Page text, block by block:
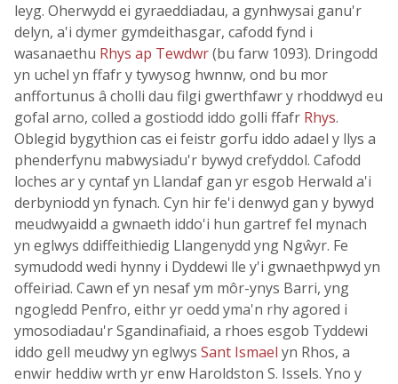
leyg. Oherwydd ei gyraeddiadau, a gynhwysai ganu'r
delyn, a'i dymer gymdeithasgar, cafodd fynd i
wasanaethu Rhys ap Tewdwr(bu farw 1093). Dringodd
yn uchel yn ffafr y tywysog hwnnw, ond bu mor
anffortunus â cholli dau filgi gwerthfawr y rhoddwyd eu
gofal arno, colled a gostiodd iddo golli ffafr Rhys.
Oblegid bygythion cas ei feistr gorfu iddo adael y llys a
phenderfynu mabwysiadu'r bywyd crefyddol. Cafodd
loches ar y cyntaf yn Llandaf gan yr esgob Herwald a'i
derbyniodd yn fynach. Cyn hir fe'i denwyd gan y bywyd
meudwyaidd a gwnaeth iddo'i hun gartref fel mynach
yn eglwys ddiffeithiedig Llangenydd yng Ngŵyr. Fe
symudodd wedi hynny i Dyddewi lle y'i gwnaethpwyd yn
offeiriad. Cawn ef yn nesaf ym môr-ynys Barri, yng
ngogledd Penfro, eithr yr oedd yma'n rhy agored i
ymosodiadau'r Sgandinafiaid, a rhoes esgob Tyddewi
iddo gell meudwy yn eglwys Sant Ismael yn Rhos, a
enwir heddiw wrth yr enw Haroldston S. Issels. Yno y